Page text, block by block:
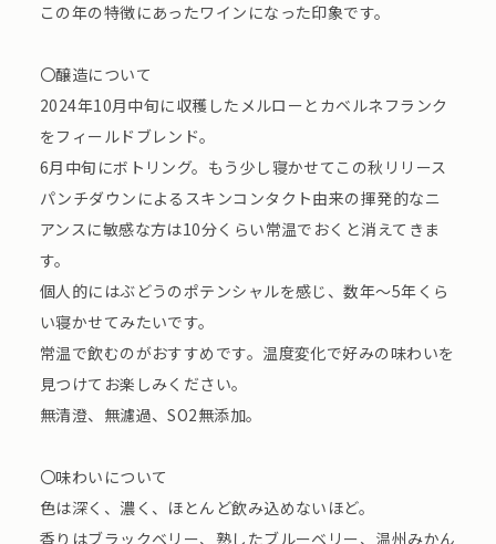
この年の特徴にあったワインになった印象です。
〇醸造について
2024年10月中旬に収穫したメルローとカベルネフランク
をフィールドブレンド。
6月中旬にボトリング。もう少し寝かせてこの秋リリース
パンチダウンによるスキンコンタクト由来の揮発的なニ
アンスに敏感な方は10分くらい常温でおくと消えてきま
す。
個人的にはぶどうのポテンシャルを感じ、数年〜5年くら
い寝かせてみたいです。
常温で飲むのがおすすめです。温度変化で好みの味わいを
見つけてお楽しみください。
無清澄、無濾過、SO2無添加。
〇味わいについて
色は深く、濃く、ほとんど飲み込めないほど。
香りはブラックベリー、熟したブルーベリー、温州みかん